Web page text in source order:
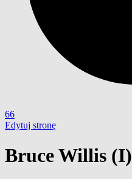
66
Edytuj stronę
Bruce Willis (I)